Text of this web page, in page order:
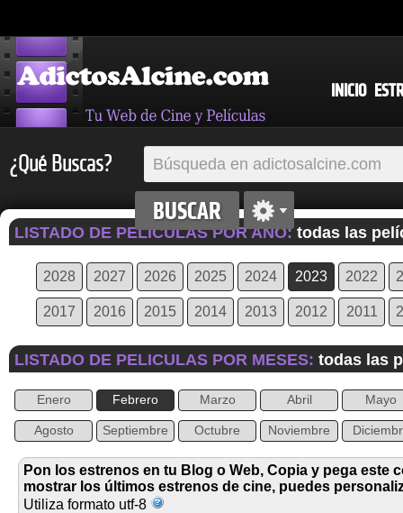
INICIO
¿Qué Buscas?
LISTADO DE PELICULAS POR AÑO:todas las
2028 2027 2026 2025 2024 2023 2022
2017 2016 2015 2014 2013 2012 2011
LISTADO DE PELICULAS POR MESES: todas las
Enero Febrero Marzo Abril Mayo
Agosto Septiembre Octubre Noviembre
Pon los estrenos en tu Blog o Web, Copia y pega este
mostrar los últimos estrenos de cine, puedes
Utiliza formato utf-8